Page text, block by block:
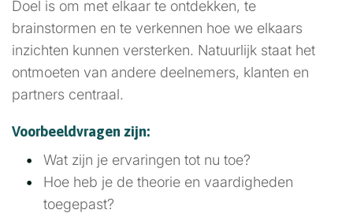
Doel is om met elkaar te ontdekken, te
brainstormen en te verkennen hoe we elkaars
inzichten kunnen versterken. Natuurlijk staat het
ontmoeten van andere deelnemers, klanten en
partners centraal.
Voorbeeldvragen zijn:
Wat zijn je ervaringen tot nu toe?
Hoe heb je de theorie en vaardigheden
toegepast?